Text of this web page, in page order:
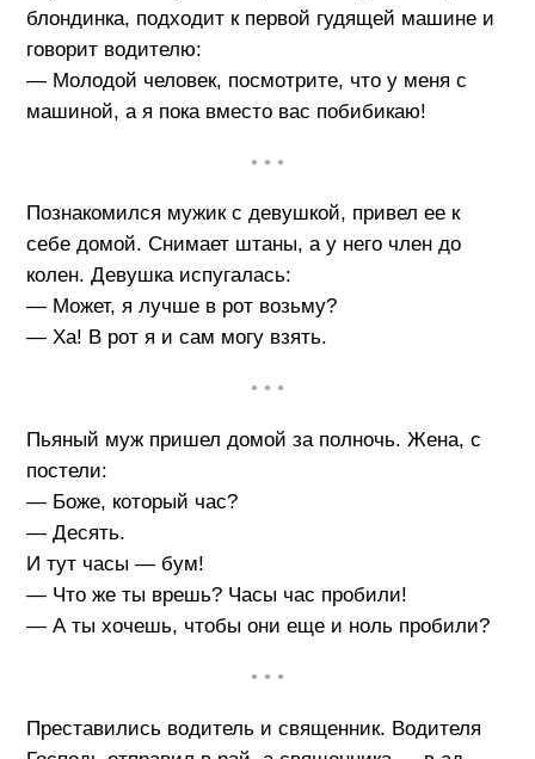
блондинка, подходит к первой гудящей машине и
говорит водителю:
— Молодой человек, посмотрите, что у меня с
машиной, а я пока вместо вас побибикаю!
• • •
Познакомился мужик с девушкой, привел ее к
себе домой. Снимает штаны, а у него член до
колен. Девушка испугалась:
— Может, я лучше в рот возьму?
— Ха! В рот я и сам могу взять.
• • •
Пьяный муж пришел домой за полночь. Жена, с
постели:
— Боже, который час?
— Десять.
И тут часы — бум!
— Что же ты врешь? Часы час пробили!
— А ты хочешь, чтобы они еще и ноль пробили?
• • •
Преставились водитель и священник. Водителя